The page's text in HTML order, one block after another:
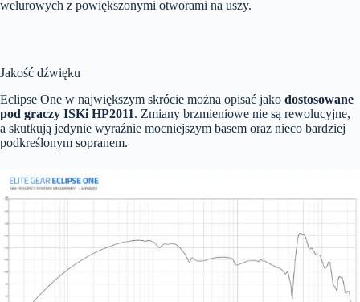
welurowych z powiększonymi otworami na uszy.
Jakość dźwięku
Eclipse One w największym skrócie można opisać jako dostosowane
pod graczy ISKi HP2011. Zmiany brzmieniowe nie są rewolucyjne,
a skutkują jedynie wyraźnie mocniejszym basem oraz nieco bardziej
podkreślonym sopranem.